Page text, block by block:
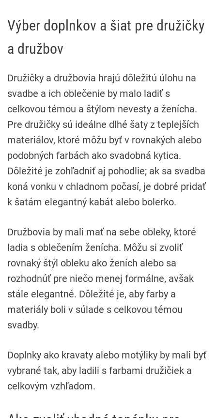
Výber doplnkov a šiat pre družičky
a družbov
Družičky a družbovia hrajú dôležitú úlohu na
svadbe a ich oblečenie by malo ladiť s
celkovou témou a štýlom nevesty a ženícha.
Pre družičky sú ideálne dlhé šaty z teplejších
materiálov, ktoré môžu byť v rovnakých alebo
podobných farbách ako svadobná kytica.
Dôležité je zohľadniť aj pohodlie; ak sa svadba
koná vonku v chladnom počasí, je dobré pridať
k šatám elegantný kabát alebo bolerko.
Družbovia by mali mať na sebe obleky, ktoré
ladia s oblečením ženícha. Môžu si zvoliť
rovnaký štýl obleku ako ženích alebo sa
rozhodnúť pre niečo menej formálne, avšak
stále elegantné. Dôležité je, aby farby a
materiály boli v súlade s celkovou témou
svadby.
Doplnky ako kravaty alebo motýliky by mali byť
vybrané tak, aby ladili s farbami družičiek a
celkovým vzhľadom.